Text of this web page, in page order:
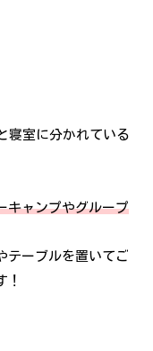
寝室に分かれている
キャンプやグループ
テーブルを置いてご
！